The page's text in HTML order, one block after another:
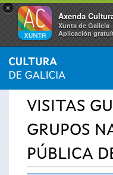
×
Axenda
Xunta de Galicia
Aplicación
Se
usted
INICIO › SERVICIOS
VISITAS
GRUPOS
PÚBLICA